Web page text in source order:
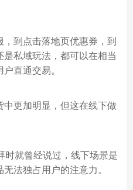
到点击落地页优惠券，到
私域玩法，都可以在相当
直通交易。
更加明显，但这在线下做
时就曾经说过，线下场景是
法独占用户的注意力。